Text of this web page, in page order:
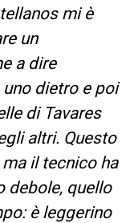
mi è
un
a dire
uno dietro e poi
di Tavares
altri. Questo
ma il tecnico ha
debole, quello
è leggerino